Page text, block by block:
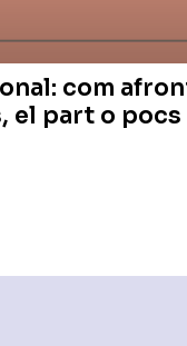
com
el part o